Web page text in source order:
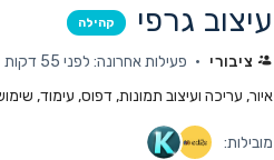
עיצוב גרפי קהילה
ציבורי
פעילות אחרונה: לפני 55 דקות
איור, עריכה ועיצוב תמונות, דפוס, עימוד,
מובילות: